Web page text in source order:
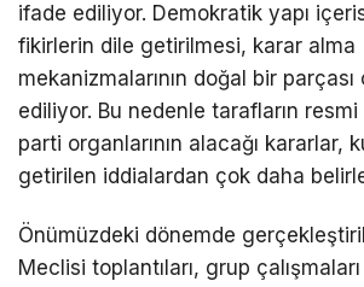
ifade ediliyor. Demokratik yapı
fikirlerin dile getirilmesi, karar alma
mekanizmalarının doğal bir parçası
ediliyor. Bu nedenle tarafların resmi
parti organlarının alacağı kararlar,
getirilen iddialardan çok daha
Önümüzdeki dönemde
Meclisi toplantıları, grup